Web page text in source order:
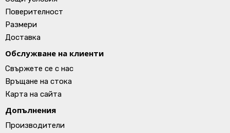
Поверителност
Размери
Доставка
Обслужване на клиенти
Свържете се с нас
Връщане на стока
Карта на сайта
Допълнения
Производители